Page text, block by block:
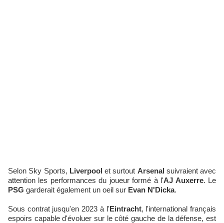
Selon Sky Sports, Liverpool et surtout Arsenal suivraient avec
attention les performances du joueur formé à l'AJ Auxerre. Le
PSG garderait également un oeil sur Evan N'Dicka.
Sous contrat jusqu'en 2023 à l'Eintracht, l'international français
espoirs capable d'évoluer sur le côté gauche de la défense, est